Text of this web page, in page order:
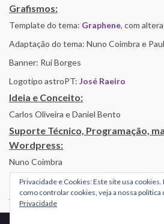
Grafismos:
Template do tema: Graphene, com
Adaptação do tema: Nuno Coimbra e
Banner: Rui Borges
Logotipo astroPT: José Raeiro
Ideia e Conceito:
Carlos Oliveira e Daniel Bento
Suporte Técnico, Programação,
Wordpress:
Nuno Coimbra
Alojamento por Simbiose
Privacidade e Cookies: Este site usa
como controlar cookies, veja a nossa política
Privacidade